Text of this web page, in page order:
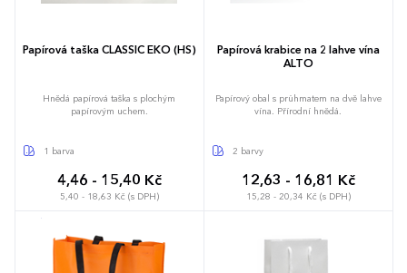
Papírová taška CLASSIC EKO (HS)
Hnědá papírová taška s plochým
papírovým uchem.
1 barva
4,46 - 15,40 Kč
5,40 - 18,63 Kč (s DPH)
Papírová krabice na 2 lahve vína
ALTO
Papírový obal s průhmatem na dvě lahve
vína. Přírodní hnědá.
2 barvy
12,63 - 16,81 Kč
15,28 - 20,34 Kč (s DPH)